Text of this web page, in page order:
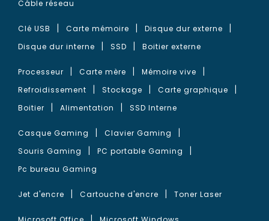
Câble réseau
Clé USB Carte mémoire
Disque dur externe
Disque dur interne
SSD Boitier externe
Processeur Carte mère
Mémoire vive
Refroidissement
Stockage
Carte graphique
Boitier
Alimentation SSD Interne
Casque Gaming
Clavier Gaming
Souris Gaming
PC portable Gaming
Pc bureau Gaming
Jet d'encre Cartouche d'encre Toner Laser